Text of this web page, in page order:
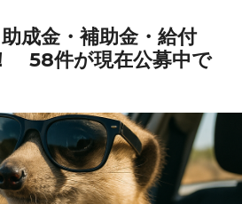
成金・補助金・給付
58件が現在公募中で